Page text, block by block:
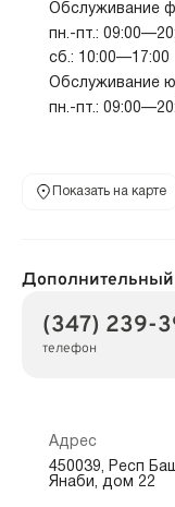
Обслуживание
пн.-пт.:
сб.: 10:00—17:00
Обслуживание
пн.-пт.:
Показать на карте
(347) 239-
телефон
Адрес
450039, Респ
Янаби, дом 22